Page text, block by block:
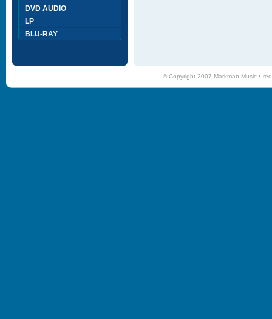
DVD AUDIO
LP
BLU-RAY
© Copyright 2007 Markman Music •